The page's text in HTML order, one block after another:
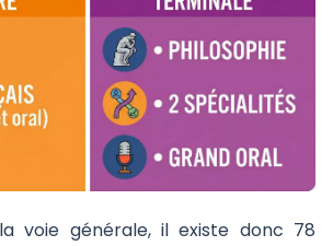
voie générale, il existe donc 78